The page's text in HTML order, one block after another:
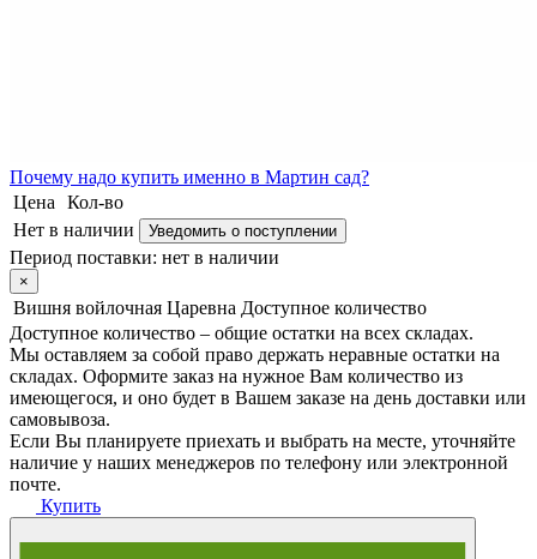
Почему надо купить именно в Мартин сад?
Цена
Кол-во
Нет в наличии
Уведомить о поступлении
Период поставки: нет в наличии
×
Вишня войлочная Царевна Доступное количество
Доступное количество – общие остатки на всех складах.
Мы оставляем за собой право держать неравные остатки на
складах. Оформите заказ на нужное Вам количество из
имеющегося, и оно будет в Вашем заказе на день доставки или
самовывоза.
Если Вы планируете приехать и выбрать на месте, уточняйте
наличие у наших менеджеров по телефону или электронной
почте.
Купить